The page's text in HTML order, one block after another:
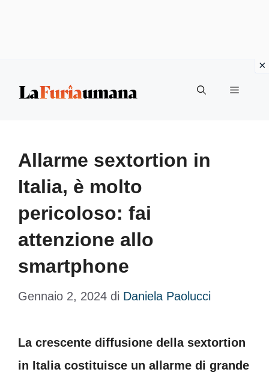
Menu
Allarme sextortion in
Italia, è molto
pericoloso: fai
attenzione allo
smartphone
Gennaio 2, 2024 di Daniela Paolucci
La crescente diffusione della sextortion
in Italia costituisce un allarme di grande